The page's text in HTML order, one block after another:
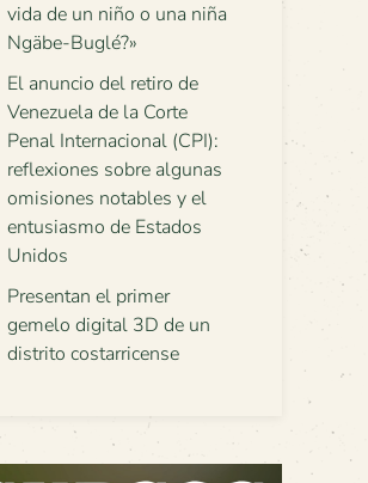
vida de un niño o una niña
Ngäbe-Buglé?»
El anuncio del retiro de
Venezuela de la Corte
Penal Internacional (CPI):
reflexiones sobre algunas
omisiones notables y el
entusiasmo de Estados
Unidos
Presentan el primer
gemelo digital 3D de un
distrito costarricense